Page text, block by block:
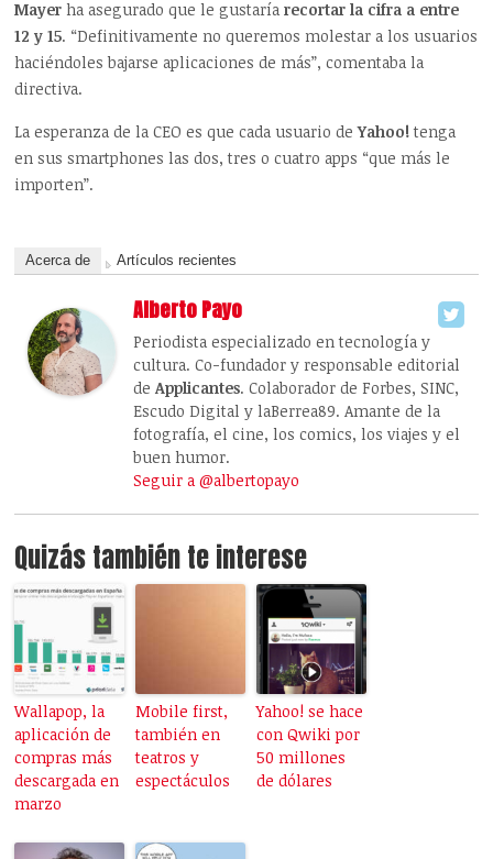
Mayer ha asegurado que le gustaríarecortar la cifra a entre
12 y 15. “Definitivamente no queremos molestar a los usuarios
haciéndoles bajarse aplicaciones de más”, comentaba la
directiva.
La esperanza de la CEO es que cada usuario deYahoo!tenga
en sus smartphones las dos, tres o cuatro apps “que más le
importen”.
Acerca de Artículos recientes
Alberto Payo
Periodista especializado en tecnología y
cultura. Co-fundador y responsable editorial
deApplicantes. Colaborador de Forbes, SINC,
Escudo Digital y laBerrea89. Amante de la
fotografía, el cine, los comics, los viajes y el
buen humor.
Seguir a @albertopayo
Quizás también te interese
Wallapop, la
aplicación de
compras más
descargada en
marzo
Mobile first,
también en
teatros y
espectáculos
Yahoo! se hace
con Qwiki por
50 millones
de dólares